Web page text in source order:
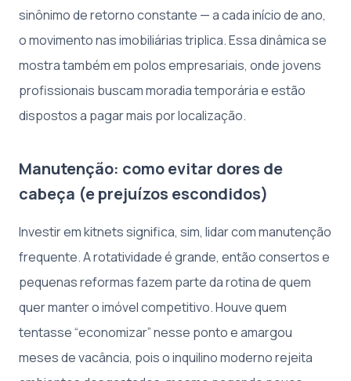
sinônimo de retorno constante — a cada início de ano,
o movimento nas imobiliárias triplica. Essa dinâmica se
mostra também em polos empresariais, onde jovens
profissionais buscam moradia temporária e estão
dispostos a pagar mais por localização.
Manutenção: como evitar dores de
cabeça (e prejuízos escondidos)
Investir em kitnets significa, sim, lidar com manutenção
frequente. A rotatividade é grande, então consertos e
pequenas reformas fazem parte da rotina de quem
quer manter o imóvel competitivo. Houve quem
tentasse “economizar” nesse ponto e amargou
meses de vacância, pois o inquilino moderno rejeita